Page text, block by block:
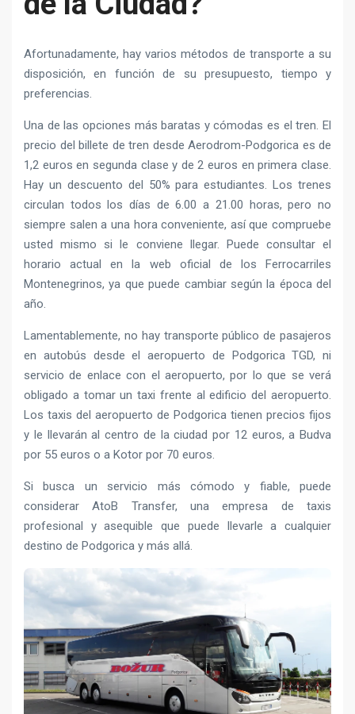
Afortunadamente, hay varios métodos de transporte a su
disposición, en función de su presupuesto, tiempo y
preferencias.
Una de las opciones más baratas y cómodas es el tren. El
precio del billete de tren desde Aerodrom-Podgorica es de
1,2 euros en segunda clase y de 2 euros en primera clase.
Hay un descuento del 50% para estudiantes. Los trenes
circulan todos los días de 6.00 a 21.00 horas, pero no
siempre salen a una hora conveniente, así que compruebe
usted mismo si le conviene llegar. Puede consultar el
horario actual en la web oficial de los Ferrocarriles
Montenegrinos, ya que puede cambiar según la época del
año.
Lamentablemente, no hay transporte público de pasajeros
en autobús desde el aeropuerto de Podgorica TGD, ni
servicio de enlace con el aeropuerto, por lo que se verá
obligado a tomar un taxi frente al edificio del aeropuerto.
Los taxis del aeropuerto de Podgorica tienen precios fijos
y le llevarán al centro de la ciudad por 12 euros, a Budva
por 55 euros o a Kotor por 70 euros.
Si busca un servicio más cómodo y fiable, puede
considerar AtoB Transfer, una empresa de taxis
profesional y asequible que puede llevarle a cualquier
destino de Podgorica y más allá.